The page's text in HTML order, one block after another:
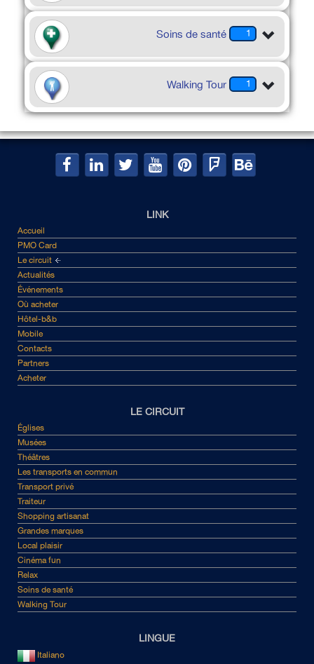
1
Soins de santé
1
Walking Tour
LINK
Accueil
PMO Card
Le circuit
Actualités
Événements
Où acheter
Hôtel-b&b
Mobile
Contacts
Partners
Acheter
LE CIRCUIT
Églises
Musées
Théâtres
Les transports en commun
Transport privé
Traiteur
Shopping artisanat
Grandes marques
Local plaisir
Cinéma fun
Relax
Soins de santé
Walking Tour
LINGUE
Italiano